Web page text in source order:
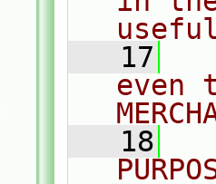
   17
even
   18